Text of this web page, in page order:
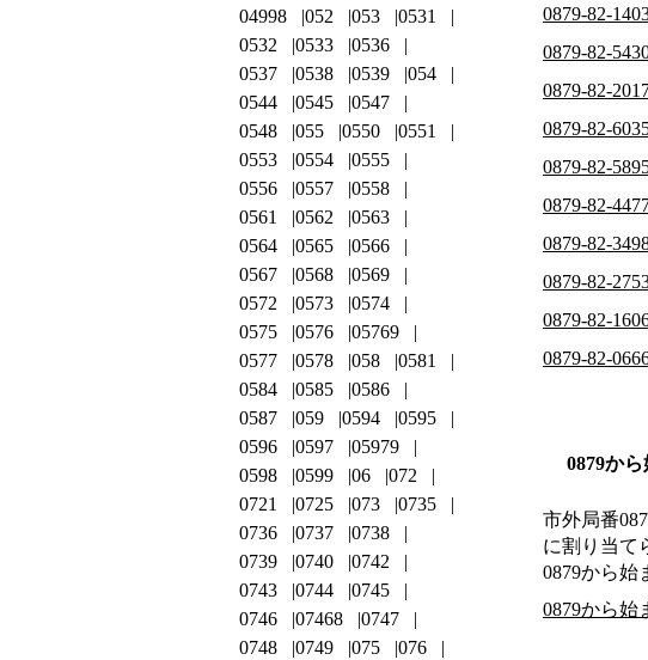
0879-82-
0879-82-
0879-82-
0879-82-
0879-82-
0879-82-
0879-82-
0879-82-
0879-82-
0879-82-
0879か
市外局番
に割り当て
0879から始
0879から始
04998
052 053
0531
0532
0533
0536
0537
0538 0539
054
0544
0545
0547
0548
055 0550
0551
0553
0554
0555
0556
0557
0558
0561
0562
0563
0564
0565
0566
0567
0568
0569
0572
0573
0574
0575
0576
05769
0577
0578 058
0581
0584
0585
0586
0587
059 0594
0595
0596
0597
05979
0598
0599 06
072
0721
0725 073
0735
0736
0737
0738
0739
0740
0742
0743
0744
0745
0746
07468
0747
0748
0749 075
076